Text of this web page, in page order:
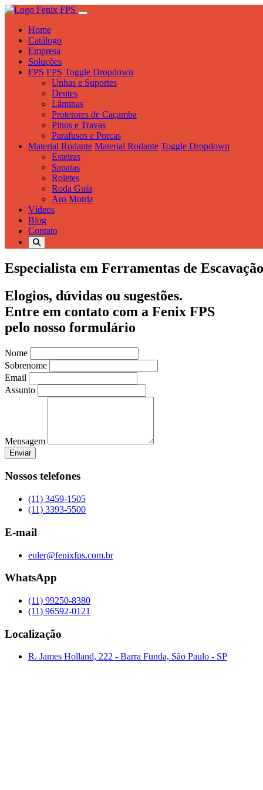
Home
Catálogo
Empresa
Soluções
FPS FPS Toggle Dropdown
Unhas e Suportes
Dentes
Lâminas
Protetores de Caçamba
Pinos e Travas
Parafusos e Porcas
Material Rodante Material Rodante Toggle Dropdown
Esteiras
Sapatas
Roletes
Roda Guia
Aro Motriz
Vídeos
Blog
Contato
Especialista em Ferramentas de
Elogios, dúvidas ou sugestões.
Entre em contato com a Fenix FPS
pelo nosso formulário
Nome
Sobrenome
Email
Assunto
Mensagem
Enviar
Nossos telefones
(11) 3459-1505
(11) 3393-5500
E-mail
euler@fenixfps.com.br
WhatsApp
(11) 99250-8380
(11) 96592-0121
Localização
R. James Holland, 222 - Barra Funda, São Paulo - SP